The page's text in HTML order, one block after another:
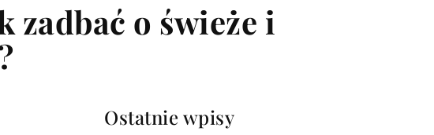
zadbać o świeże i
Ostatnie wpisy